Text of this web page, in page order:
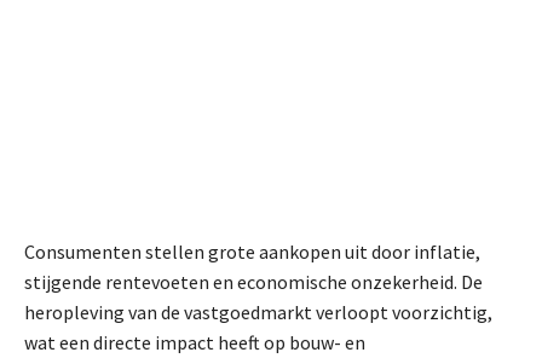
Consumenten stellen grote aankopen uit door inflatie,
stijgende rentevoeten en economische onzekerheid. De
heropleving van de vastgoedmarkt verloopt voorzichtig,
wat een directe impact heeft op bouw- en